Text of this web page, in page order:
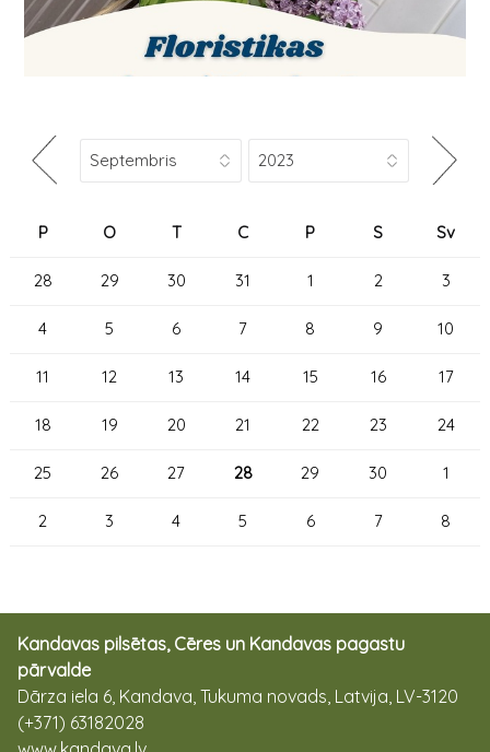
P O T C P S Sv
28 29 30 31 1 2 3
4 5 6 7 8 9 10
11 12 13 14 15 16 17
18 19 20 21 22 23 24
25 26 27 28 29 30 1
2 3 4 5 6 7 8
Kandavas pilsētas, Cēres un Kandavas pagastu
pārvalde
Dārza iela 6, Kandava, Tukuma novads, Latvija, LV-3120
(+371) 63182028